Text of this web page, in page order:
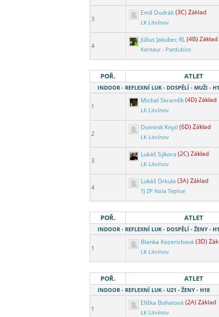
3
Emil Dudrák(3C) Základ
LK Litvínov
4
Július Jakubec RL(4B) Základ
Kentaur - Pardubice
POŘ. ATLET
INDOOR - REFLEXNÍ LUK - DOSPĚLÍ - MUŽI -
1
Michal Skramlík(4D) Základ
LK Litvínov
2
Dominik Knytl (6D) Základ
LK Litvínov
3
Lukáš Sýkora (2C) Základ
LK Litvínov
4
Lukáš Drkula (3A) Základ
TJ ZP Nola Teplice
POŘ. ATLET
INDOOR - REFLEXNÍ LUK - DOSPĚLÍ - ŽENY -
1
Blanka Kozerichová (3D)
LK Litvínov
POŘ. ATLET
INDOOR - REFLEXNÍ LUK - U21 - ŽENY - H18
1
Eliška Bohatová (2A) Základ
LK Litvínov